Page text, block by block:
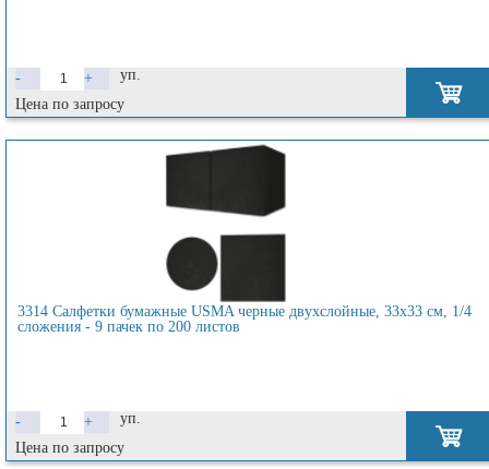
- +
уп.
Цена по запросу
3314 Салфетки бумажные USMA черные двухслойные, 33х33 см, 1/4
сложения - 9 пачек по 200 листов
- +
уп.
Цена по запросу